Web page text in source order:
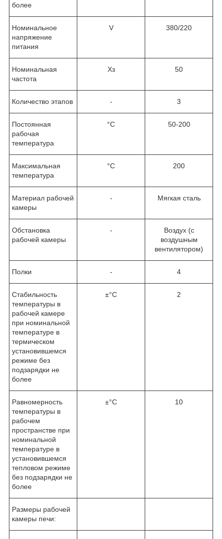
более
Номинальное
напряжение
питания
V 380/220
Номинальная
частота
Хз 50
Количество этапов - 3
Постоянная
рабочая
температура
°C 50-200
Максимальная
температура
°C 200
Материал рабочей
камеры
- Мягкая сталь
Обстановка
рабочей камеры
-
Воздух (с
воздушным
вентилятором)
Полки - 4
Стабильность
температуры в
рабочей камере
при номинальной
температуре в
термическом
установившемся
режиме без
подзарядки не
более
±°C 2
Равномерность
температуры в
рабочем
пространстве при
номинальной
температуре в
установившемся
тепловом режиме
без подзарядки не
более
±°C 10
Размеры рабочей
камеры печи: